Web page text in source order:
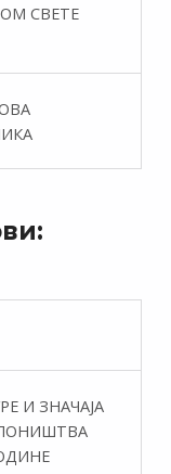
СВЕТЕ
И ЗНАЧАЈА